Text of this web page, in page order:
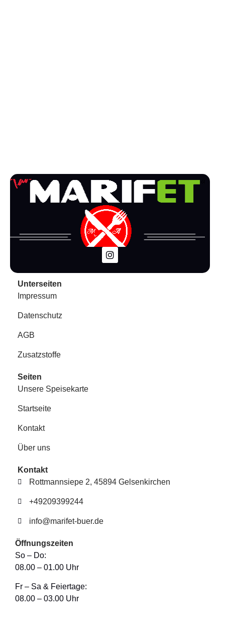
Unterseiten
Impressum
Datenschutz
AGB
Zusatzstoffe
Seiten
Unsere Speisekarte
Startseite
Kontakt
Über uns
Kontakt
Rottmannsiepe 2, 45894 Gelsenkirchen
+49209399244
info@marifet-buer.de
Öffnungszeiten
So – Do:
08.00 – 01.00 Uhr
Fr – Sa & Feiertage:
08.00 – 03.00 Uhr